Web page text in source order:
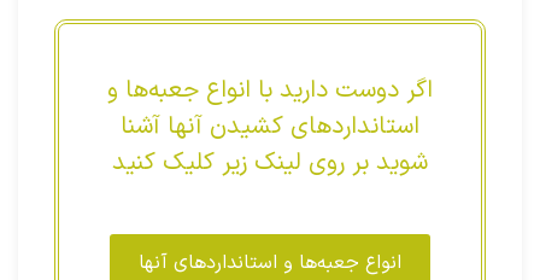
اگر دوست دارید با انواع جعبه‌ها و
استانداردهای کشیدن آنها آشنا
شوید بر روی لینک زیر کلیک کنید
انواع جعبه‌ها و استانداردهای آنها